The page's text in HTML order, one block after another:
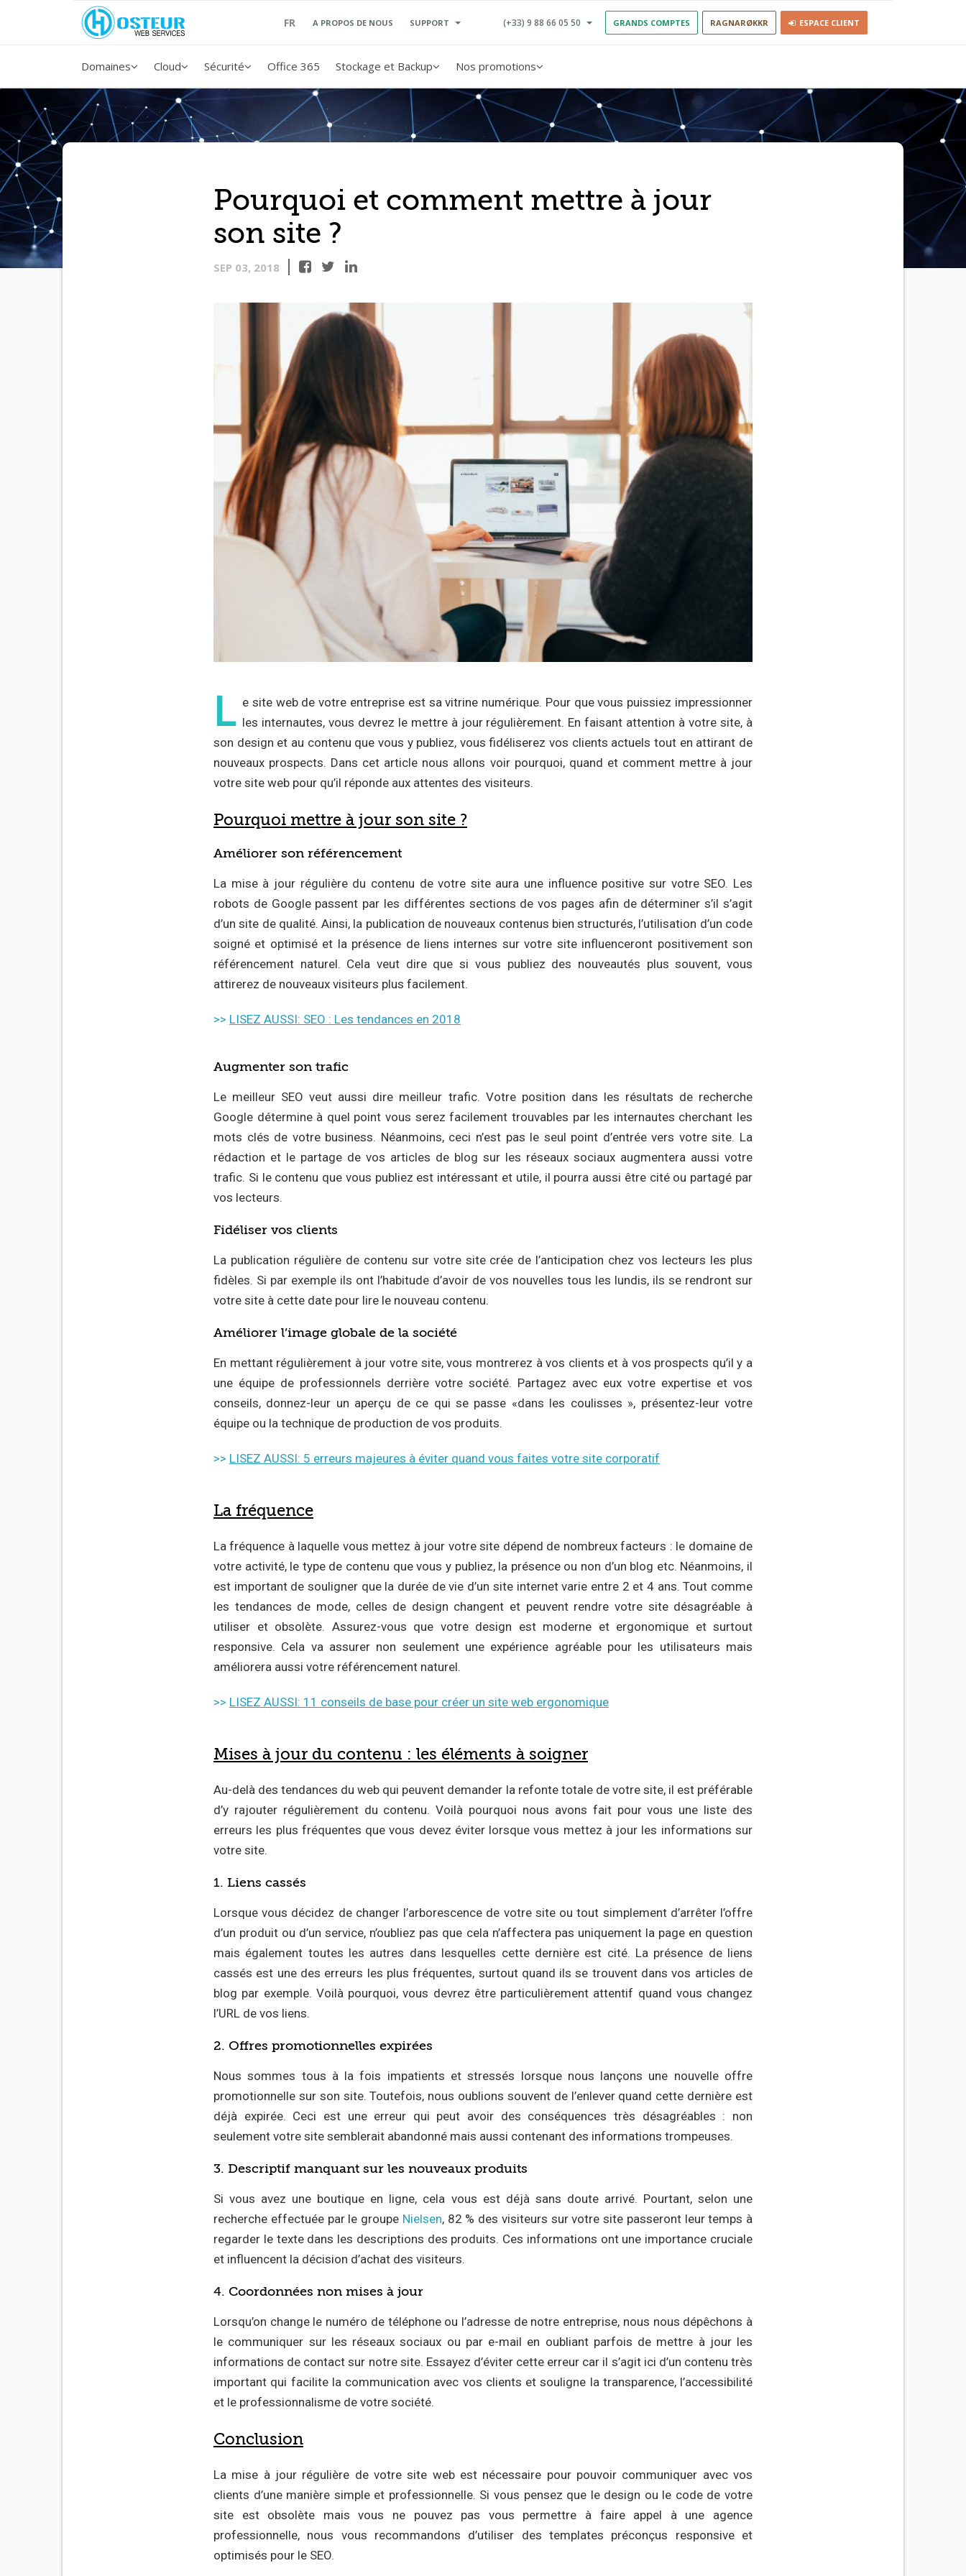
FR A PROPOS DE NOUS SUPPORT (+33) 9 88 66 05 50 GRANDS COMPTES RAGNARØKKR ESPACE CLIENT
Domaines Cloud Sécurité Office 365 Stockage et Backup Nos promotions
Pourquoi et comment mettre à jour
son site ?
SEP 03, 2018
L e site web de votre entreprise est sa vitrine numérique. Pour que vous puissiez impressionner
les internautes, vous devrez le mettre à jour régulièrement. En faisant attention à votre site, à
son design et au contenu que vous y publiez, vous fidéliserez vos clients actuels tout en attirant de
nouveaux prospects. Dans cet article nous allons voir pourquoi, quand et comment mettre à jour
votre site web pour qu’il réponde aux attentes des visiteurs.
Pourquoi mettre à jour son site ?
Améliorer son référencement
La mise à jour régulière du contenu de votre site aura une influence positive sur votre SEO. Les
robots de Google passent par les différentes sections de vos pages afin de déterminer s’il s’agit
d’un site de qualité. Ainsi, la publication de nouveaux contenus bien structurés, l’utilisation d’un code
soigné et optimisé et la présence de liens internes sur votre site influenceront positivement son
référencement naturel. Cela veut dire que si vous publiez des nouveautés plus souvent, vous
attirerez de nouveaux visiteurs plus facilement.
>> LISEZ AUSSI: SEO : Les tendances en 2018
Augmenter son trafic
Le meilleur SEO veut aussi dire meilleur trafic. Votre position dans les résultats de recherche
Google détermine à quel point vous serez facilement trouvables par les internautes cherchant les
mots clés de votre business. Néanmoins, ceci n’est pas le seul point d’entrée vers votre site. La
rédaction et le partage de vos articles de blog sur les réseaux sociaux augmentera aussi votre
trafic. Si le contenu que vous publiez est intéressant et utile, il pourra aussi être cité ou partagé par
vos lecteurs.
Fidéliser vos clients
La publication régulière de contenu sur votre site crée de l’anticipation chez vos lecteurs les plus
fidèles. Si par exemple ils ont l’habitude d’avoir de vos nouvelles tous les lundis, ils se rendront sur
votre site à cette date pour lire le nouveau contenu.
Améliorer l’image globale de la société
En mettant régulièrement à jour votre site, vous montrerez à vos clients et à vos prospects qu’il y a
une équipe de professionnels derrière votre société. Partagez avec eux votre expertise et vos
conseils, donnez-leur un aperçu de ce qui se passe «dans les coulisses », présentez-leur votre
équipe ou la technique de production de vos produits.
>> LISEZ AUSSI: 5 erreurs majeures à éviter quand vous faites votre site corporatif
La fréquence
La fréquence à laquelle vous mettez à jour votre site dépend de nombreux facteurs : le domaine de
votre activité, le type de contenu que vous y publiez, la présence ou non d’un blog etc. Néanmoins, il
est important de souligner que la durée de vie d’un site internet varie entre 2 et 4 ans. Tout comme
les tendances de mode, celles de design changent et peuvent rendre votre site désagréable à
utiliser et obsolète. Assurez-vous que votre design est moderne et ergonomique et surtout
responsive. Cela va assurer non seulement une expérience agréable pour les utilisateurs mais
améliorera aussi votre référencement naturel.
>> LISEZ AUSSI: 11 conseils de base pour créer un site web ergonomique
Mises à jour du contenu : les éléments à soigner
Au-delà des tendances du web qui peuvent demander la refonte totale de votre site, il est préférable
d’y rajouter régulièrement du contenu. Voilà pourquoi nous avons fait pour vous une liste des
erreurs les plus fréquentes que vous devez éviter lorsque vous mettez à jour les informations sur
votre site.
1. Liens cassés
Lorsque vous décidez de changer l’arborescence de votre site ou tout simplement d’arrêter l’offre
d’un produit ou d’un service, n’oubliez pas que cela n’affectera pas uniquement la page en question
mais également toutes les autres dans lesquelles cette dernière est cité. La présence de liens
cassés est une des erreurs les plus fréquentes, surtout quand ils se trouvent dans vos articles de
blog par exemple. Voilà pourquoi, vous devrez être particulièrement attentif quand vous changez
l’URL de vos liens.
2. Offres promotionnelles expirées
Nous sommes tous à la fois impatients et stressés lorsque nous lançons une nouvelle offre
promotionnelle sur son site. Toutefois, nous oublions souvent de l’enlever quand cette dernière est
déjà expirée. Ceci est une erreur qui peut avoir des conséquences très désagréables : non
seulement votre site semblerait abandonné mais aussi contenant des informations trompeuses.
3. Descriptif manquant sur les nouveaux produits
Si vous avez une boutique en ligne, cela vous est déjà sans doute arrivé. Pourtant, selon une
recherche effectuée par le groupe Nielsen, 82 % des visiteurs sur votre site passeront leur temps à
regarder le texte dans les descriptions des produits. Ces informations ont une importance cruciale
et influencent la décision d’achat des visiteurs.
4. Coordonnées non mises à jour
Lorsqu’on change le numéro de téléphone ou l’adresse de notre entreprise, nous nous dépêchons à
le communiquer sur les réseaux sociaux ou par e-mail en oubliant parfois de mettre à jour les
informations de contact sur notre site. Essayez d’éviter cette erreur car il s’agit ici d’un contenu très
important qui facilite la communication avec vos clients et souligne la transparence, l’accessibilité
et le professionnalisme de votre société.
Conclusion
La mise à jour régulière de votre site web est nécessaire pour pouvoir communiquer avec vos
clients d’une manière simple et professionnelle. Si vous pensez que le design ou le code de votre
site est obsolète mais vous ne pouvez pas vous permettre à faire appel à une agence
professionnelle, nous vous recommandons d’utiliser des templates préconçus responsive et
optimisés pour le SEO.